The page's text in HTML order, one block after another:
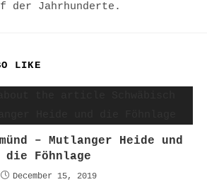
der Jahrhunderte.
LIKE
– Mutlanger Heide und
die Föhnlage
December 15, 2019